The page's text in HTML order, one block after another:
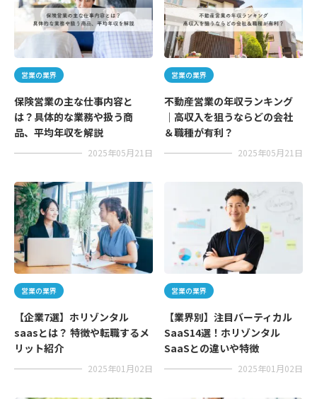
営業の業界
保険営業の主な仕事内容と
は？具体的な業務や扱う商
品、平均年収を解説
2025年05月21日
営業の業界
不動産営業の年収ランキング
｜高収入を狙うならどの会社
＆職種が有利？
2025年05月21日
営業の業界
【企業7選】ホリゾンタル
saasとは？ 特徴や転職するメ
リット紹介
2025年01月02日
営業の業界
【業界別】注目バーティカル
SaaS14選！ホリゾンタル
SaaSとの違いや特徴
2025年01月02日